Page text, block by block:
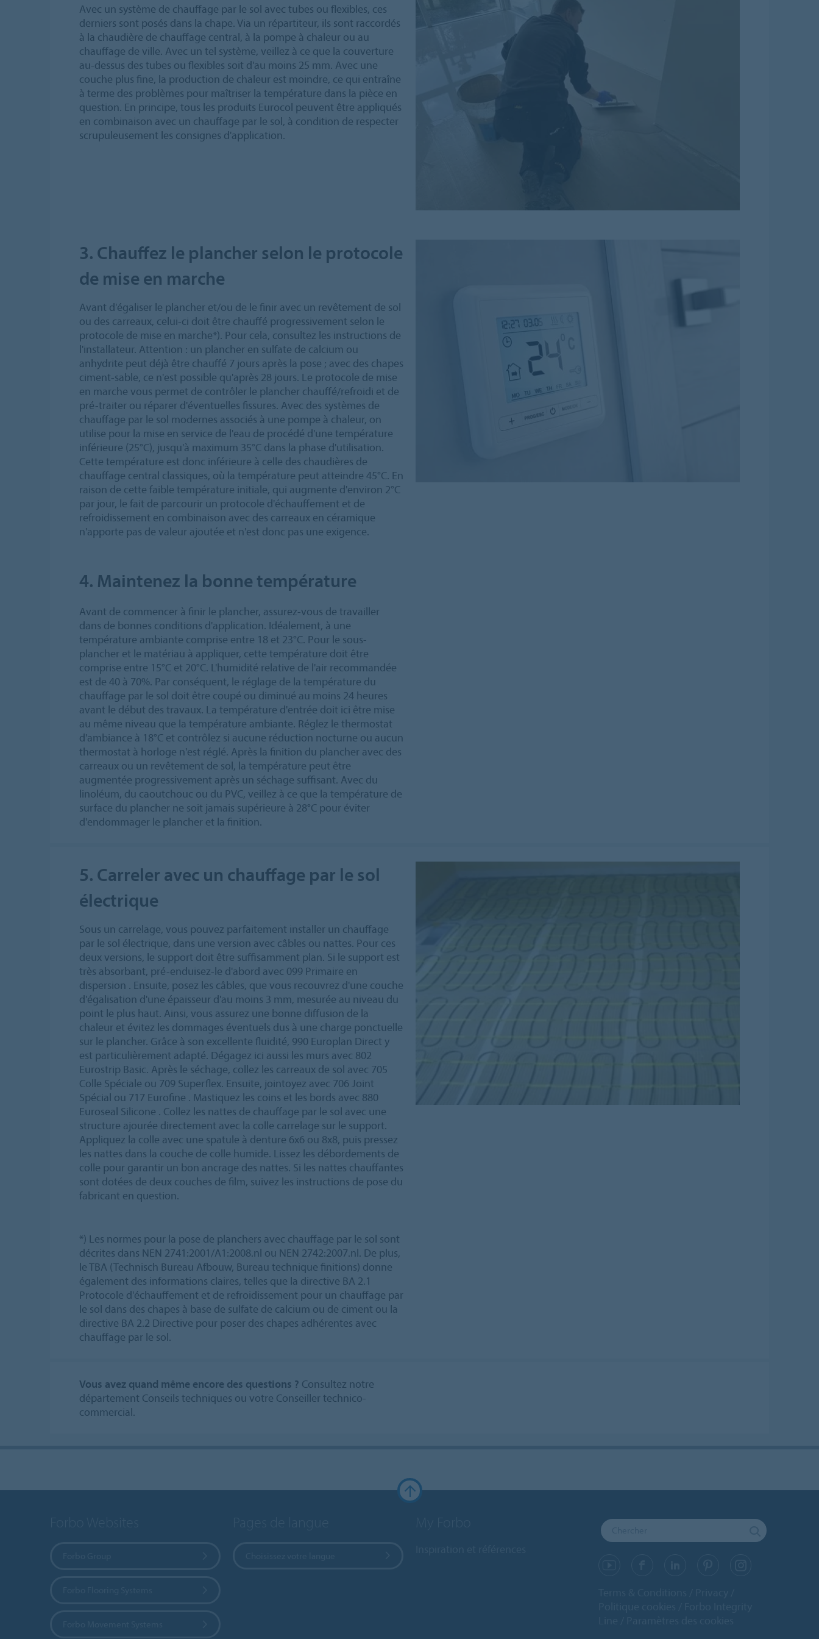
Avec un système de chauffage par le sol avec tubes ou flexibles, ces
derniers sont posés dans la chape. Via un répartiteur, ils sont raccordés
à la chaudière de chauffage central, à la pompe à chaleur ou au
chauffage de ville. Avec un tel système, veillez à ce que la couverture
au-dessus des tubes ou flexibles soit d'au moins 25 mm. Avec une
couche plus fine, la production de chaleur est moindre, ce qui entraîne
à terme des problèmes pour maîtriser la température dans la pièce en
question. En principe, tous les produits Eurocol peuvent être appliqués
en combinaison avec un chauffage par le sol, à condition de respecter
scrupuleusement les consignes d'application.
3. Chauffez le plancher selon le protocole
de mise en marche
Avant d'égaliser le plancher et/ou de le finir avec un revêtement de sol
ou des carreaux, celui-ci doit être chauffé progressivement selon le
protocole de mise en marche*). Pour cela, consultez les instructions de
l'installateur. Attention : un plancher en sulfate de calcium ou
anhydrite peut déjà être chauffé 7 jours après la pose ; avec des chapes
ciment-sable, ce n'est possible qu'après 28 jours. Le protocole de mise
en marche vous permet de contrôler le plancher chauffé/refroidi et de
pré-traiter ou réparer d'éventuelles fissures. Avec des systèmes de
chauffage par le sol modernes associés à une pompe à chaleur, on
utilise pour la mise en service de l'eau de procédé d'une température
inférieure (25°C), jusqu'à maximum 35°C dans la phase d'utilisation.
Cette température est donc inférieure à celle des chaudières de
chauffage central classiques, où la température peut atteindre 45°C. En
raison de cette faible température initiale, qui augmente d'environ 2°C
par jour, le fait de parcourir un protocole d'échauffement et de
refroidissement en combinaison avec des carreaux en céramique
n'apporte pas de valeur ajoutée et n'est donc pas une exigence.
4. Maintenez la bonne température
Avant de commencer à finir le plancher, assurez-vous de travailler
dans de bonnes conditions d'application. Idéalement, à une
température ambiante comprise entre 18 et 23°C. Pour le sous-
plancher et le matériau à appliquer, cette température doit être
comprise entre 15°C et 20°C. L'humidité relative de l'air recommandée
est de 40 à 70%. Par conséquent, le réglage de la température du
chauffage par le sol doit être coupé ou diminué au moins 24 heures
avant le début des travaux. La température d'entrée doit ici être mise
au même niveau que la température ambiante. Réglez le thermostat
d'ambiance à 18°C et contrôlez si aucune réduction nocturne ou aucun
thermostat à horloge n'est réglé. Après la finition du plancher avec des
carreaux ou un revêtement de sol, la température peut être
augmentée progressivement après un séchage suffisant. Avec du
linoléum, du caoutchouc ou du PVC, veillez à ce que la température de
surface du plancher ne soit jamais supérieure à 28°C pour éviter
d'endommager le plancher et la finition.
5. Carreler avec un chauffage par le sol
électrique
Sous un carrelage, vous pouvez parfaitement installer un chauffage
par le sol électrique, dans une version avec câbles ou nattes. Pour ces
deux versions, le support doit être suffisamment plan. Si le support est
très absorbant, pré-enduisez-le d'abord avec 099 Primaire en
dispersion . Ensuite, posez les câbles, que vous recouvrez d'une couche
d'égalisation d'une épaisseur d'au moins 3 mm, mesurée au niveau du
point le plus haut. Ainsi, vous assurez une bonne diffusion de la
chaleur et évitez les dommages éventuels dus à une charge ponctuelle
sur le plancher. Grâce à son excellente fluidité, 990 Europlan Direct y
est particulièrement adapté. Dégagez ici aussi les murs avec 802
Eurostrip Basic. Après le séchage, collez les carreaux de sol avec 705
Colle Spéciale ou 709 Superflex. Ensuite, jointoyez avec 706 Joint
Spécial ou 717 Eurofine . Mastiquez les coins et les bords avec 880
Euroseal Silicone . Collez les nattes de chauffage par le sol avec une
structure ajourée directement avec la colle carrelage sur le support.
Appliquez la colle avec une spatule à denture 6x6 ou 8x8, puis pressez
les nattes dans la couche de colle humide. Lissez les débordements de
colle pour garantir un bon ancrage des nattes. Si les nattes chauffantes
sont dotées de deux couches de film, suivez les instructions de pose du
fabricant en question.
*) Les normes pour la pose de planchers avec chauffage par le sol sont
décrites dans NEN 2741:2001/A1:2008.nl ou NEN 2742:2007.nl. De plus,
le TBA (Technisch Bureau Afbouw, Bureau technique finitions) donne
également des informations claires, telles que la directive BA 2.1
Protocole d'échauffement et de refroidissement pour un chauffage par
le sol dans des chapes à base de sulfate de calcium ou de ciment ou la
directive BA 2.2 Directive pour poser des chapes adhérentes avec
chauffage par le sol.
Vous avez quand même encore des questions ? Consultez notre
département Conseils techniques ou votre Conseiller technico-
commercial.